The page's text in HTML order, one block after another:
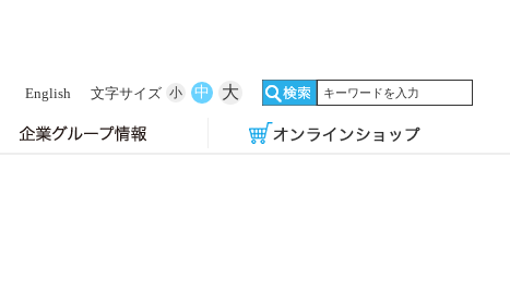
English 文字サイズ 小 中 大